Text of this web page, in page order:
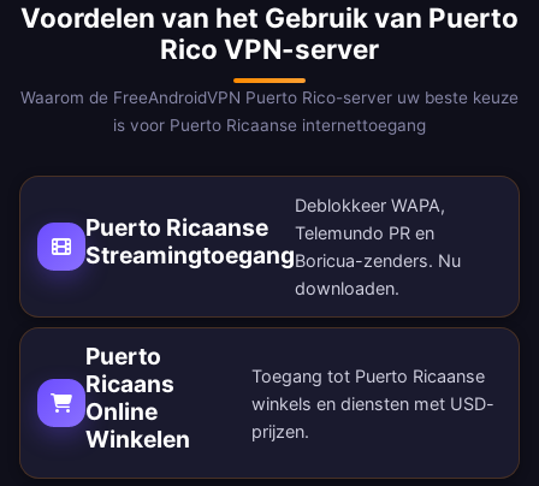
Voordelen van het Gebruik van Puerto
Rico VPN-server
Waarom de FreeAndroidVPN Puerto Rico-server uw beste keuze
is voor Puerto Ricaanse internettoegang
Puerto Ricaanse
Streamingtoegang
Deblokkeer WAPA,
Telemundo PR en
Boricua-zenders. Nu
downloaden.
Puerto
Ricaans
Online
Winkelen
Toegang tot Puerto Ricaanse
winkels en diensten met USD-
prijzen.